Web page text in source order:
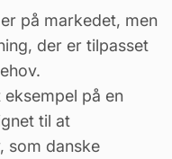
på markedet, men
der er tilpasset
på en
til at
, som danske